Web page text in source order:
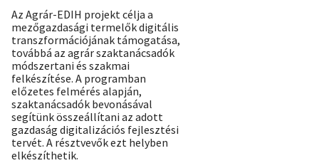
Az Agrár-EDIH projekt célja a
mezőgazdasági termelők digitális
transzformációjának támogatása,
továbbá az agrár szaktanácsadók
módszertani és szakmai
felkészítése. A programban
előzetes felmérés alapján,
szaktanácsadók bevonásával
segítünk összeállítani az adott
gazdaság digitalizációs fejlesztési
tervét. A résztvevők ezt helyben
elkészíthetik.